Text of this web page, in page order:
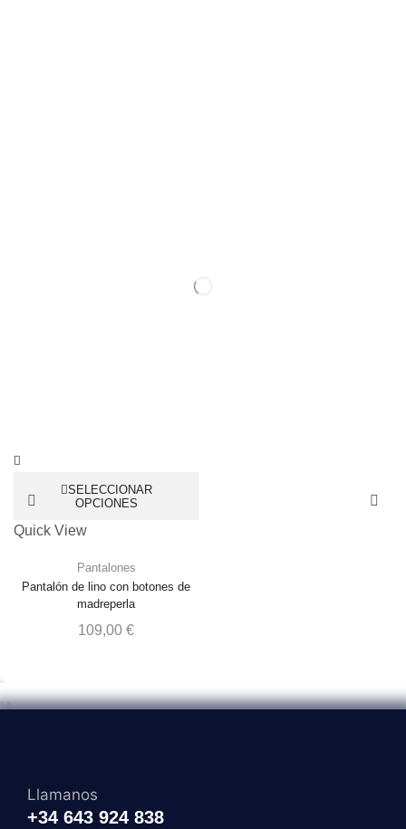
SELECCIONAR
OPCIONES
Quick View
Pantalones
Pantalón de lino con botones de
madreperla
109,00 €
Llamanos
+34 643 924 838